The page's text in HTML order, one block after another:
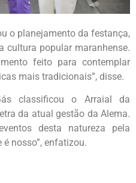
o planejamento da festança,
cultura popular maranhense.
feito para contemplar
mais tradicionais”, disse.
classificou o Arraial da
da atual gestão da Alema.
desta natureza pela
nosso”, enfatizou.